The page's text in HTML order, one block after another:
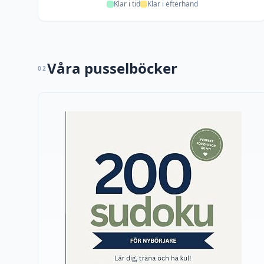
Klar i tid Klar i efterhand
02 Våra pusselböcker